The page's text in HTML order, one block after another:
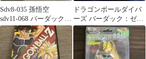
Sdv8-035 孫悟空
sdv11-068 バーダックゼ
ノ
ドラゴンボールダイバ
ーズ バーダック：ゼノ
sdv11-068 GDR